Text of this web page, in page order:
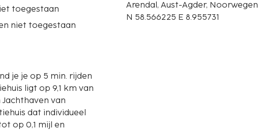
toegestaan
niet toegestaan
je je op 5 min. rijden
van
dat individueel
op 0,1 mijl en
Arendal, Aust-Agder, Noorwegen
N 58.566225 E 8.955731